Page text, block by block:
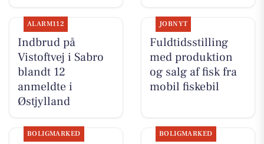
ALARM112
Indbrud på
Vistoftvej i Sabro
blandt 12
anmeldte i
Østjylland
JOBNYT
Fuldtidsstilling
med produktion
og salg af fisk fra
mobil fiskebil
BOLIGMARKED BOLIGMARKED